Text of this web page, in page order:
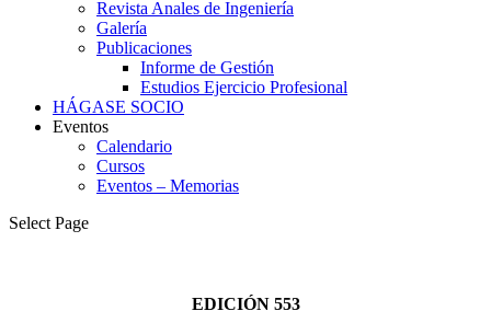
Revista Anales de Ingeniería
Galería
Publicaciones
Informe de Gestión
Estudios Ejercicio Profesional
HÁGASE SOCIO
Eventos
Calendario
Cursos
Eventos – Memorias
Select Page
EDICIÓN 553